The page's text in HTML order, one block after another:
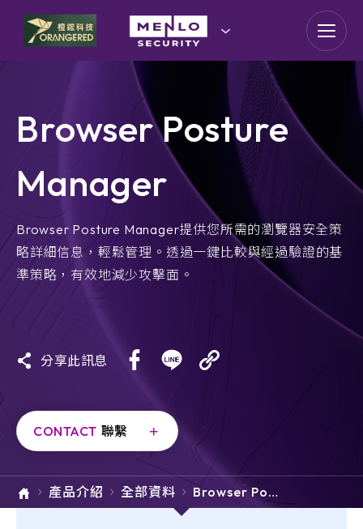
goldennet
N-Partner
TeamT5 杜浦數位安全
QSAN 廣盛科技
OPSWAT
e-SOFT
ARMIS
Browser Posture
Manager
Browser Posture Manager提供您所需的瀏覽器安全策
略詳細信息，輕鬆管理。透過一鍵比較與經過驗證的基
準策略，有效地減少攻擊面。
分享此訊息
CONTACT 聯繫
產品介紹 全部資料
Browser Post
ure Manager